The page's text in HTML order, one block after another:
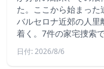
た。ここから始まった
バルセロナ近郊の人里
着く。7件の家宅捜索
日付: 2026/8/6